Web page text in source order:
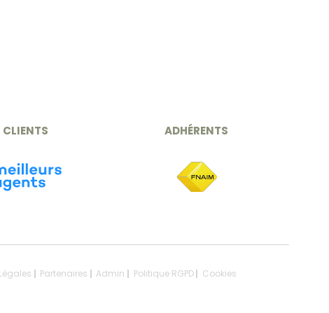
ADHÉRENTS
Partenaires Admin Politique RGPD Cookies